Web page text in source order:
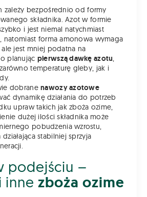
zależy bezpośrednio od formy
składnika. Azot w formie
i jest niemal natychmiast
natomiast forma amonowa wymaga
jest mniej podatna na
planując pierwszą dawkę azotu,
temperaturę gleby, jak i
dobranenawozy azotowe
dynamikę działania do potrzeb
upraw takich jak zboża ozime,
dużej ilości składnika może
pobudzenia wzrostu,
stabilniej sprzyja
podejściu –
innezboża ozime